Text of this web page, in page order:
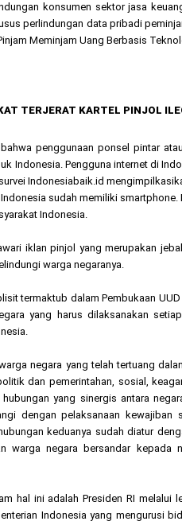
konsumen sektor jasa
perlindungan data pribadi
Meminjam Uang Berbasis
TERJERAT KARTEL PINJOL
penggunaan ponsel pintar
Indonesia. Pengguna internet di
Indonesiabaik.id
sudah memiliki
Indonesia.
iklan pinjol yang merupakan
warga negaranya.
termaktub dalam Pembukaan
yang harus dilaksanakan
negara yang telah tertuang
dan pemerintahan, sosial,
yang sinergis antara
dengan pelaksanaan kewajiban
keduanya sudah diatur
warga negara bersandar kepada
hal ini adalah Presiden RI melalui
Indonesia yang mengurusi